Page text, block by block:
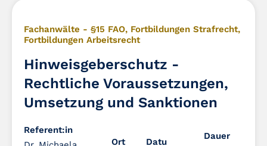
Fachanwälte - §15 FAO, Fortbildungen Strafrecht,
Fortbildungen Arbeitsrecht
Hinweisgeberschutz -
Rechtliche Voraussetzungen,
Umsetzung und Sanktionen
Referent:in
Ort
Datu
Dauer